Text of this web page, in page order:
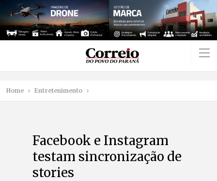
Home Entretenimento
Facebook e Instagram
testam sincronização de
stories